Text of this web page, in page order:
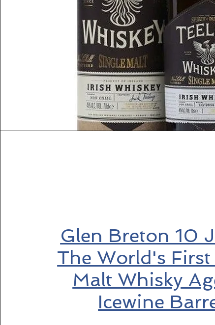
Glen Breton 10
The World's
Malt Whisky
Icewine